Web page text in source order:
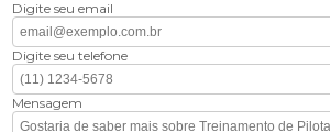
Digite seu email
Digite seu telefone
Mensagem